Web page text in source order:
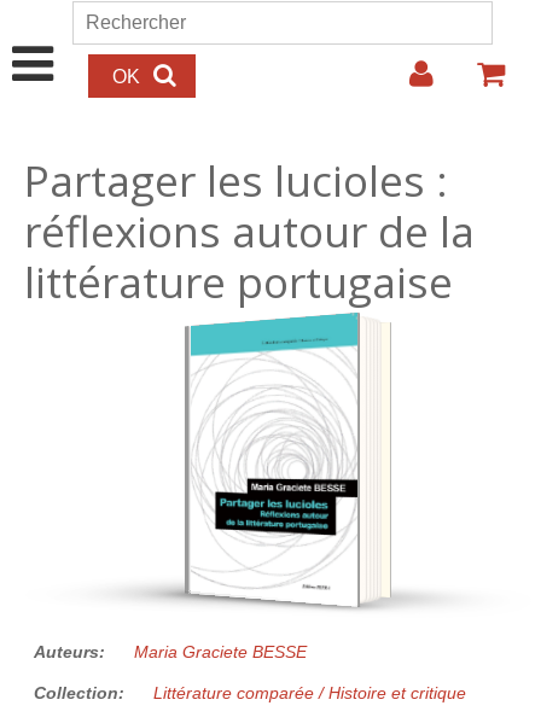
Aller au contenu principal
Formulaire de recherche
Rechercher
Partager les lucioles :
réflexions autour de la
littérature portugaise
25.00€
Auteurs: Maria Graciete BESSE
Collection: Littérature comparée / Histoire et critique